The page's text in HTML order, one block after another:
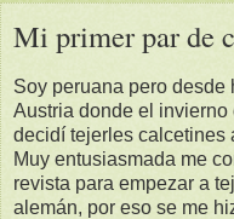
Mi primer par de
Soy peruana pero desde
Austria donde el invierno
decidí tejerles calcetines
Muy entusiasmada me
revista para empezar a
alemán, por eso se me